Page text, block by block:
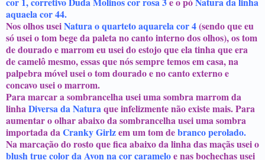
aquaela cor 44.
Nos olhos useiNatura o quarteto aquarela cor 4(sendo que eu
só usei o tom bege da paleta no canto interno dos olhos), os tom
de dourado e marrom eu usei do estojo que ela tinha que era
de camelô mesmo, essas que nós sempre temos em casa, na
palpebra móvel usei o tom dourado e no canto externo e
concavo usei o marrom.
Para marcar a sombrancelha usei uma sombra marrom da
linhaDiversa da Naturaque infelizmente não existe mais. Para
aumentar o olhar abaixo da sombrancelha usei uma sombra
importada daCranky Girlzem um tom debranco perolado.
Na marcação do rosto que fica abaixo da linha das maçãs usei o
blush true color da Avon na cor carameloe nas bochechas usei